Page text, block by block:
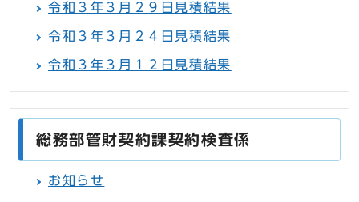
令和３年３月２９日見積結果
令和３年３月２４日見積結果
令和３年３月１２日見積結果
総務部管財契約課契約検査係
お知らせ